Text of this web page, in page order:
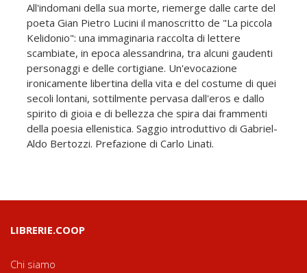
All'indomani della sua morte, riemerge dalle carte del
poeta Gian Pietro Lucini il manoscritto de "La piccola
Kelidonio": una immaginaria raccolta di lettere
scambiate, in epoca alessandrina, tra alcuni gaudenti
personaggi e delle cortigiane. Un'evocazione
ironicamente libertina della vita e del costume di quei
secoli lontani, sottilmente pervasa dall'eros e dallo
spirito di gioia e di bellezza che spira dai frammenti
della poesia ellenistica. Saggio introduttivo di Gabriel-
Aldo Bertozzi. Prefazione di Carlo Linati.
LIBRERIE.COOP
Chi siamo